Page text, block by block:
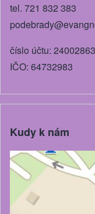
tel. 721 832 383
číslo účtu:
IČO: 64732983
Kudy k nám